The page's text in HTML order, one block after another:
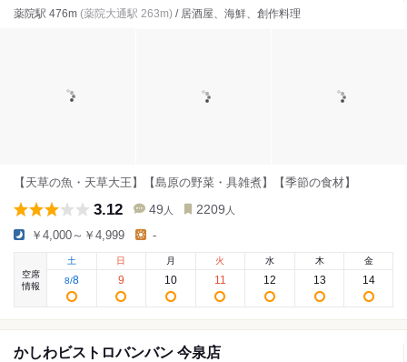
薬院駅 476m (薬院大通駅 263m) / 居酒屋、海鮮、創作料理
【天草の魚・天草大王】【島原の野菜・具雑煮】【季節の食材】
3.12 49 人 2209 人
￥4,000～￥4,999 -
空席
情報
土
8/8
日
9
月
10
火
11
水
12
木
13
金
14
かしわビストロバンバン 今泉店